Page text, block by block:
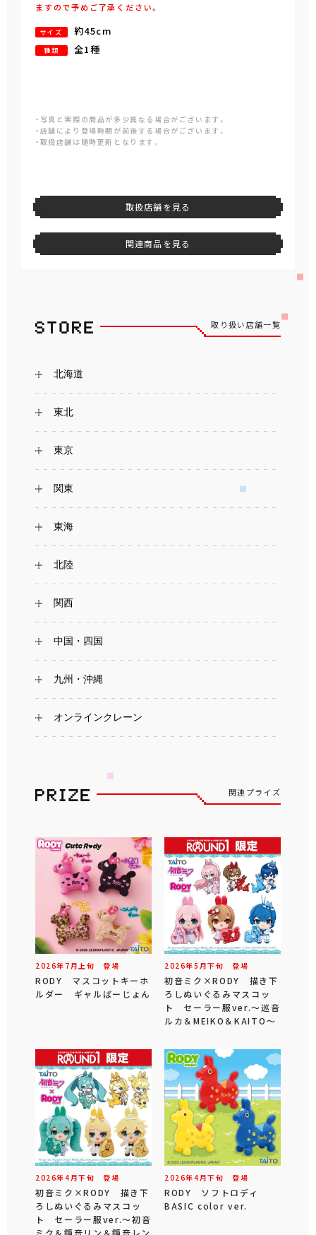
ますので予めご了承ください。
サイズ 約45cm
種類 全1種
・写真と実際の商品が多少異なる場合がございます。
・店舗により登場時期が前後する場合がございます。
・取扱店舗は随時更新となります。
取扱店舗を見る
関連商品を見る
取り扱い店舗一覧
北海道
東北
東京
関東
東海
北陸
関西
中国・四国
九州・沖縄
オンラインクレーン
関連プライズ
2026年 7 月 上旬 登場
RODY マスコットキーホ
ルダー ギャルばーじょん
2026年5 月下旬 登場
初音ミク×RODY 描き下
ろしぬいぐるみマスコッ
ト セーラー服ver.～巡音
ルカ＆MEIKO＆KAITO～
2026年4 月下旬 登場
初音ミク×RODY 描き下
ろしぬいぐるみマスコッ
ト セーラー服ver.～初音
2026年4 月下旬 登場
RODY ソフトロディ
BASIC color ver.